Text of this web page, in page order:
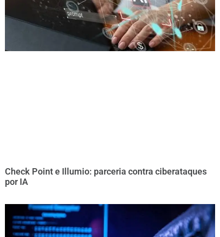
Check Point e Illumio: parceria contra ciberataques
por IA